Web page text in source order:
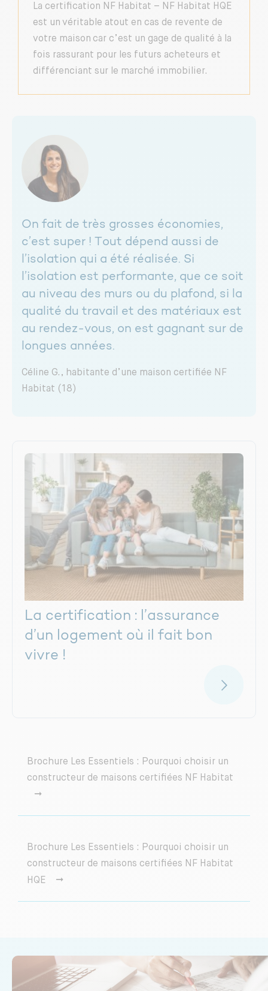
La certification NF Habitat – NF Habitat HQE
est un véritable atout en cas de revente de
votre maison car c’est un gage de qualité à la
fois rassurant pour les futurs acheteurs et
différenciant sur le marché immobilier.
On fait de très grosses économies,
c’est super ! Tout dépend aussi de
l’isolation qui a été réalisée. Si
l’isolation est performante, que ce soit
au niveau des murs ou du plafond, si la
qualité du travail et des matériaux est
au rendez-vous, on est gagnant sur de
longues années.
Céline G., habitante d’une maison certifiée NF
Habitat (18)
La certification : l’assurance
d’un logement où il fait bon
vivre !
Brochure Les Essentiels : Pourquoi choisir un
constructeur de maisons certifiées NF Habitat
Brochure Les Essentiels : Pourquoi choisir un
constructeur de maisons certifiées NF Habitat
HQE